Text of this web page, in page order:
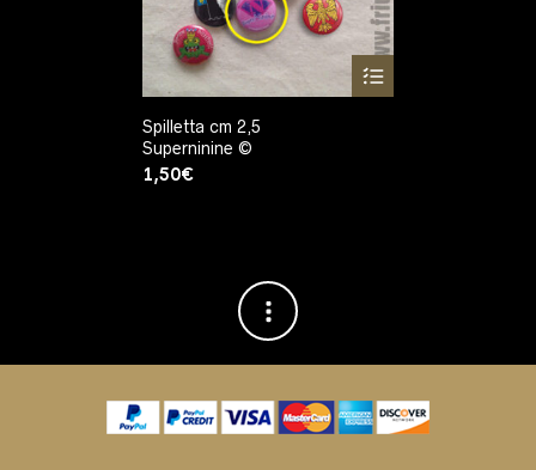
Spilletta cm 2,5
Superninine ©
1,50€